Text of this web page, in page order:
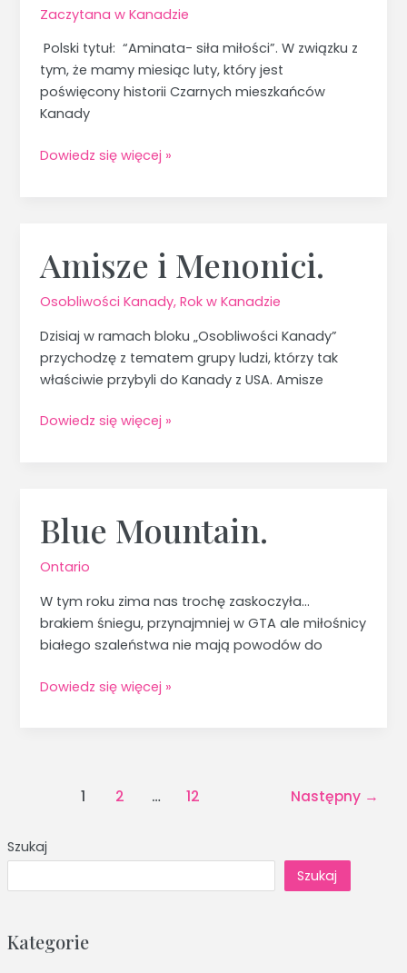
Szukaj
Szukaj
Kategorie
Zaczytana w Kanadzie
Polski tytuł: “Aminata- siła miłości”. W związku z
tym, że mamy miesiąc luty, który jest
poświęcony historii Czarnych mieszkańców
Kanady
Of
Dowiedz się więcej »
Amisze i Menonici.
Osobliwości Kanady,Rok w Kanadzie
Dzisiaj w ramach bloku „Osobliwości Kanady”
przychodzę z tematem grupy ludzi, którzy tak
właściwie przybyli do Kanady z USA. Amisze
Amisze
i
Menonici.
Dowiedz się więcej »
Blue Mountain.
Ontario
W tym roku zima nas trochę zaskoczyła…
brakiem śniegu, przynajmniej w GTA ale miłośnicy
białego szaleństwa nie mają powodów do
Blue
Mountain.
Dowiedz się więcej »
1 2 … 12 Następny →